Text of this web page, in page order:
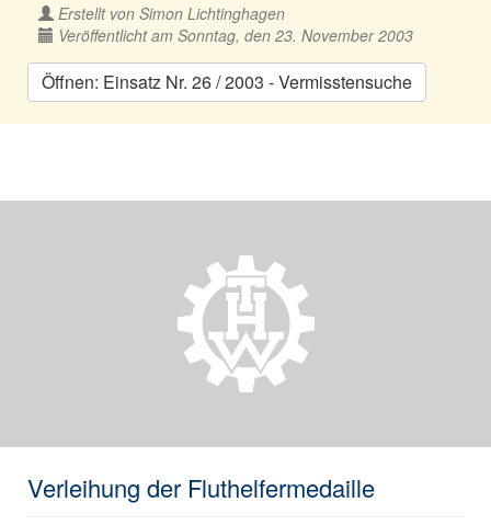
Erstellt von Simon Lichtinghagen
Veröffentlicht am Sonntag, den 23. November 2003
Öffnen: Einsatz Nr. 26 / 2003 - Vermisstensuche
Verleihung der Fluthelfermedaille